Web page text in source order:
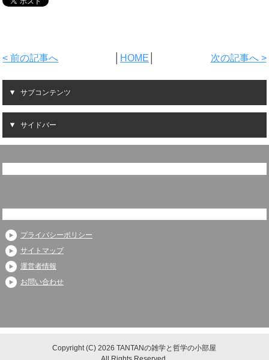
< 前の記事へ HOME 次の記事へ >
サブコンテンツ
サイドバー
プライバシーポリシー
サイトマップ
運営者情報
お問い合わせ
Copyright (C) 2026 TANTANの雑学と哲学の小部屋